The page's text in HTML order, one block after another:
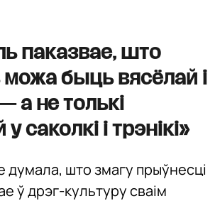
паказвае, што
быць вясёлай і
а не толькі
саколкі і трэнікі»
думала, што змагу прыўнесці
ў дрэг-культуру сваім